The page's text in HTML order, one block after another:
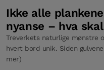
Ikke alle
nyanse – hva
Treverkets naturlige mønstre
hvert bord unik. Siden
mer)